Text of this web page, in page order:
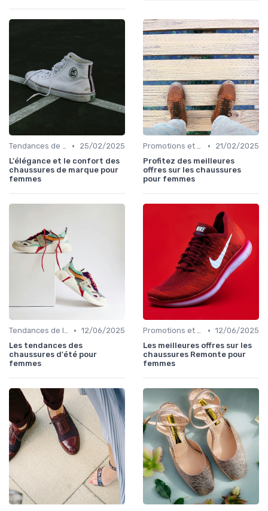
Tendances de la Mode •
25/02/2025
L'élégance et le confort des
chaussures de marque pour
femmes
Promotions et Soldes •
21/02/2025
Profitez des meilleures
offres sur les chaussures
pour femmes
Tendances de la Mode • 12/06/2025
Les tendances des
chaussures d'été pour
femmes
Promotions et Soldes • 12/06/2025
Les meilleures offres sur les
chaussures Remonte pour
femmes